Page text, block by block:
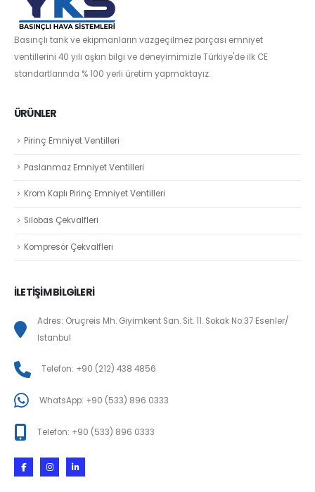
Basınçlı tank ve ekipmanların vazgeçilmez parçası emniyet
ventillerini 40 yılı aşkın bilgi ve deneyimimizle Türkiye'de ilk CE
standartlarında % 100 yerli üretim yapmaktayız.
ÜRÜNLER
Pirinç Emniyet Ventilleri
Paslanmaz Emniyet Ventilleri
Krom Kaplı Pirinç Emniyet Ventilleri
Silobas Çekvalfleri
Kompresör Çekvalfleri
İLETİŞİM BİLGİLERİ
Adres: Oruçreis Mh. Giyimkent San. Sit. 11. Sokak No:37 Esenler/
İstanbul
Telefon: +90 (212) 438 4856
WhatsApp: +90 (533) 896 0333
Telefon: +90 (533) 896 0333